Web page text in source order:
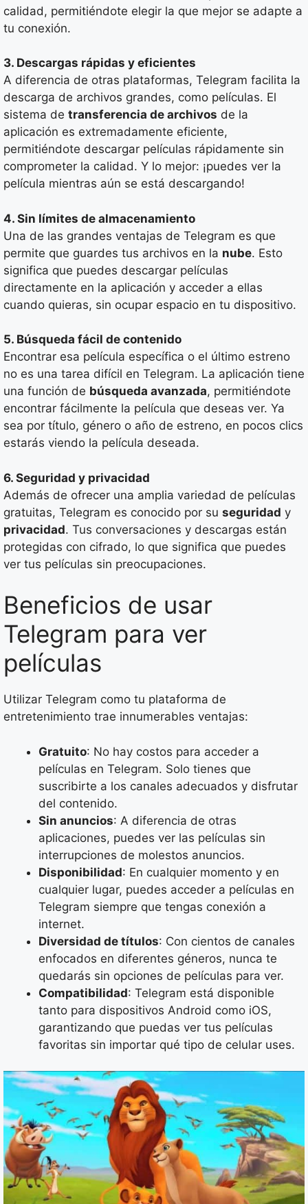
calidad, permitiéndote elegir la que mejor se adapte a
tu conexión.
3. Descargas rápidas y eficientes
A diferencia de otras plataformas, Telegram facilita la
descarga de archivos grandes, como películas. El
sistema de transferencia de archivos de la
aplicación es extremadamente eficiente,
permitiéndote descargar películas rápidamente sin
comprometer la calidad. Y lo mejor: ¡puedes ver la
película mientras aún se está descargando!
4. Sin límites de almacenamiento
Una de las grandes ventajas de Telegram es que
permite que guardes tus archivos en la nube. Esto
significa que puedes descargar películas
directamente en la aplicación y acceder a ellas
cuando quieras, sin ocupar espacio en tu dispositivo.
5. Búsqueda fácil de contenido
Encontrar esa película específica o el último estreno
no es una tarea difícil en Telegram. La aplicación tiene
una función de búsqueda avanzada, permitiéndote
encontrar fácilmente la película que deseas ver. Ya
sea por título, género o año de estreno, en pocos clics
estarás viendo la película deseada.
6. Seguridad y privacidad
Además de ofrecer una amplia variedad de películas
gratuitas, Telegram es conocido por su seguridad y
privacidad. Tus conversaciones y descargas están
protegidas con cifrado, lo que significa que puedes
ver tus películas sin preocupaciones.
Beneficios de usar
Telegram para ver
películas
Utilizar Telegram como tu plataforma de
entretenimiento trae innumerables ventajas:
Gratuito: No hay costos para acceder a
películas en Telegram. Solo tienes que
suscribirte a los canales adecuados y disfrutar
del contenido.
Sin anuncios: A diferencia de otras
aplicaciones, puedes ver las películas sin
interrupciones de molestos anuncios.
Disponibilidad: En cualquier momento y en
cualquier lugar, puedes acceder a películas en
Telegram siempre que tengas conexión a
internet.
Diversidad de títulos: Con cientos de canales
enfocados en diferentes géneros, nunca te
quedarás sin opciones de películas para ver.
Compatibilidad: Telegram está disponible
tanto para dispositivos Android como iOS,
garantizando que puedas ver tus películas
favoritas sin importar qué tipo de celular uses.